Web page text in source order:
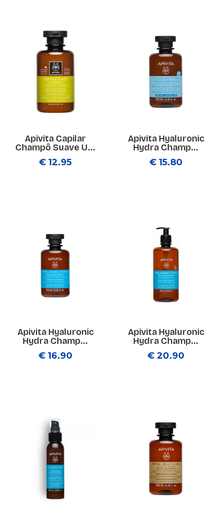
Apivita Capilar
Champô Suave U...
€ 12.95
Apivita Hyaluronic
Hydra Champ...
€ 15.80
Apivita Hyaluronic
Hydra Champ...
€ 16.90
Apivita Hyaluronic
Hydra Champ...
€ 20.90